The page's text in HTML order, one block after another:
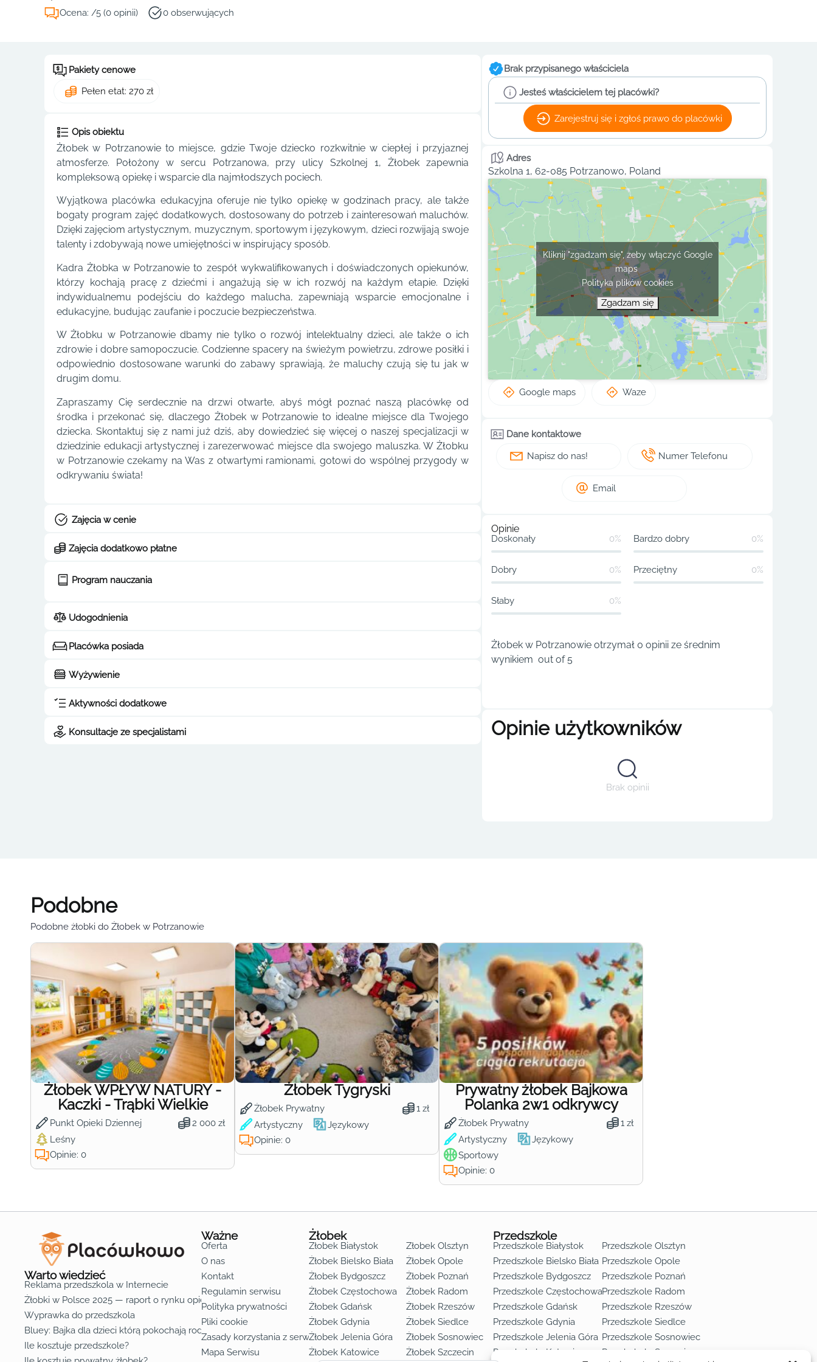
Ocena: /5 (0 opinii) 0 obserwujących
Pakiety cenowe
Pełen etat: 270 zł
Opis obiektu
Żłobek w Potrzanowie to miejsce, gdzie Twoje dziecko rozkwitnie w ciepłej i przyjaznej
atmosferze. Położony w sercu Potrzanowa, przy ulicy Szkolnej 1, Żłobek zapewnia
kompleksową opiekę i wsparcie dla najmłodszych pociech.
Wyjątkowa placówka edukacyjna oferuje nie tylko opiekę w godzinach pracy, ale także
bogaty program zajęć dodatkowych, dostosowany do potrzeb i zainteresowań maluchów.
Dzięki zajęciom artystycznym, muzycznym, sportowym i językowym, dzieci rozwijają swoje
talenty i zdobywają nowe umiejętności w inspirujący sposób.
Kadra Żłobka w Potrzanowie to zespół wykwalifikowanych i doświadczonych opiekunów,
którzy kochają pracę z dziećmi i angażują się w ich rozwój na każdym etapie. Dzięki
indywidualnemu podejściu do każdego malucha, zapewniają wsparcie emocjonalne i
edukacyjne, budując zaufanie i poczucie bezpieczeństwa.
W Żłobku w Potrzanowie dbamy nie tylko o rozwój intelektualny dzieci, ale także o ich
zdrowie i dobre samopoczucie. Codzienne spacery na świeżym powietrzu, zdrowe posiłki i
odpowiednio dostosowane warunki do zabawy sprawiają, że maluchy czują się tu jak w
drugim domu.
Zapraszamy Cię serdecznie na drzwi otwarte, abyś mógł poznać naszą placówkę od
środka i przekonać się, dlaczego Żłobek w Potrzanowie to idealne miejsce dla Twojego
dziecka. Skontaktuj się z nami już dziś, aby dowiedzieć się więcej o naszej specjalizacji w
dziedzinie edukacji artystycznej i zarezerwować miejsce dla swojego maluszka. W Żłobku
w Potrzanowie czekamy na Was z otwartymi ramionami, gotowi do wspólnej przygody w
odkrywaniu świata!
Zajęcia w cenie
Zajęcia dodatkowo płatne
Program nauczania
Udogodnienia
Placówka posiada
Wyżywienie
Aktywności dodatkowe
Konsultacje ze specjalistami
Brak przypisanego właściciela
Jesteś właścicielem tej placówki?
Zarejestruj się i zgłoś prawo do placówki
Adres
Szkolna 1, 62-085 Potrzanowo, Poland
Kliknij "zgadzam się", żeby włączyć Google
maps
Polityka plików cookies
Zgadzam się
Google maps Waze
Dane kontaktowe
Napisz do nas!
Numer Telefonu
Email
Opinie
Doskonały 0% Bardzo dobry 0%
Dobry 0% Przeciętny 0%
Słaby 0%
Żłobek w Potrzanowie otrzymał 0 opinii ze średnim
wynikiem out of 5
Opinie użytkowników
Brak opinii
Podobne
Podobne żłobki do Żłobek w Potrzanowie
Żłobek WPŁYW NATURY -
Kaczki - Trąbki Wielkie
Punkt Opieki Dziennej 2 000 zł
Leśny
Opinie: 0
Żłobek Tygryski
Żłobek Prywatny 1 zł
Artystyczny Językowy
Opinie: 0
Prywatny żłobek Bajkowa
Polanka 2w1 odkrywcy
Żłobek Prywatny 1 zł
Artystyczny
Językowy
Sportowy
Opinie: 0
Warto wiedzieć
Reklama przedszkola w Internecie
Żłobki w Polsce 2025 — raport o rynku opieki nad dziećmi do lat 3
Wyprawka do przedszkola
Bluey: Bajka dla dzieci którą pokochają rodzice
Ile kosztuje przedszkole?
Ważne
Oferta
O nas
Kontakt
Regulamin serwisu
Polityka prywatności
Pliki cookie
Zasady korzystania z serwisu
Mapa Serwisu
Żłobek
Żłobek Białystok
Żłobek Bielsko Biała
Żłobek Bydgoszcz
Żłobek Częstochowa
Żłobek Gdańsk
Żłobek Gdynia
Żłobek Jelenia Góra
Żłobek Katowice
Żłobek Olsztyn
Żłobek Opole
Żłobek Poznań
Żłobek Radom
Żłobek Rzeszów
Żłobek Siedlce
Żłobek Sosnowiec
Żłobek Szczecin
Przedszkole
Przedszkole Białystok
Przedszkole Bielsko Biała
Przedszkole Bydgoszcz
Przedszkole Częstochowa
Przedszkole Gdańsk
Przedszkole Gdynia
Przedszkole Jelenia Góra
Przedszkole Katowice
Przedszkole Olsztyn
Przedszkole Opole
Przedszkole Poznań
Przedszkole Radom
Przedszkole Rzeszów
Przedszkole Siedlce
Przedszkole Sosnowiec
Przedszkole Szczecin